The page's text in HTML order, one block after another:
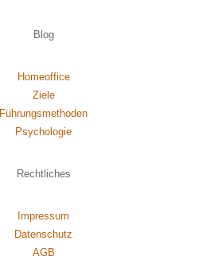
Blog
Homeoffice
Ziele
Führungsmethoden
Psychologie
Rechtliches
Impressum
Datenschutz
AGB